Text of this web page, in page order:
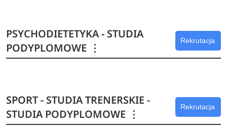
PSYCHODIETETYKA - STUDIA
PODYPLOMOWE ⋮
Rekrutacja
SPORT - STUDIA TRENERSKIE -
STUDIA PODYPLOMOWE ⋮
Rekrutacja